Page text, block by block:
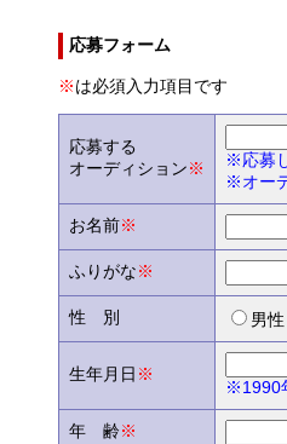
応募フォーム
※ は必須入力項目です
応募する
オーディション ※
※応募
※オー
お名前※
ふりがな ※
性 別 男性
生年月日 ※
※1990
年 齢 ※